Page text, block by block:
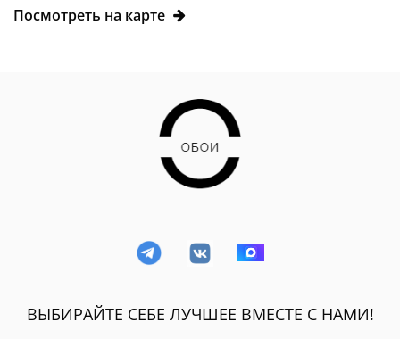
Посмотреть на карте
ВЫБИРАЙТЕ СЕБЕ ЛУЧШЕЕ ВМЕСТЕ С НАМИ!